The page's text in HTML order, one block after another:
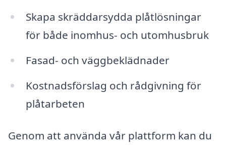
Skapa skräddarsydda plåtlösningar
för både inomhus- och utomhusbruk
Fasad- och väggbeklädnader
Kostnadsförslag och rådgivning för
plåtarbeten
Genom att använda vår plattform kan du